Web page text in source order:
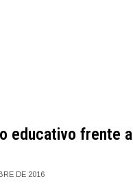
educativo frente
DE 2016